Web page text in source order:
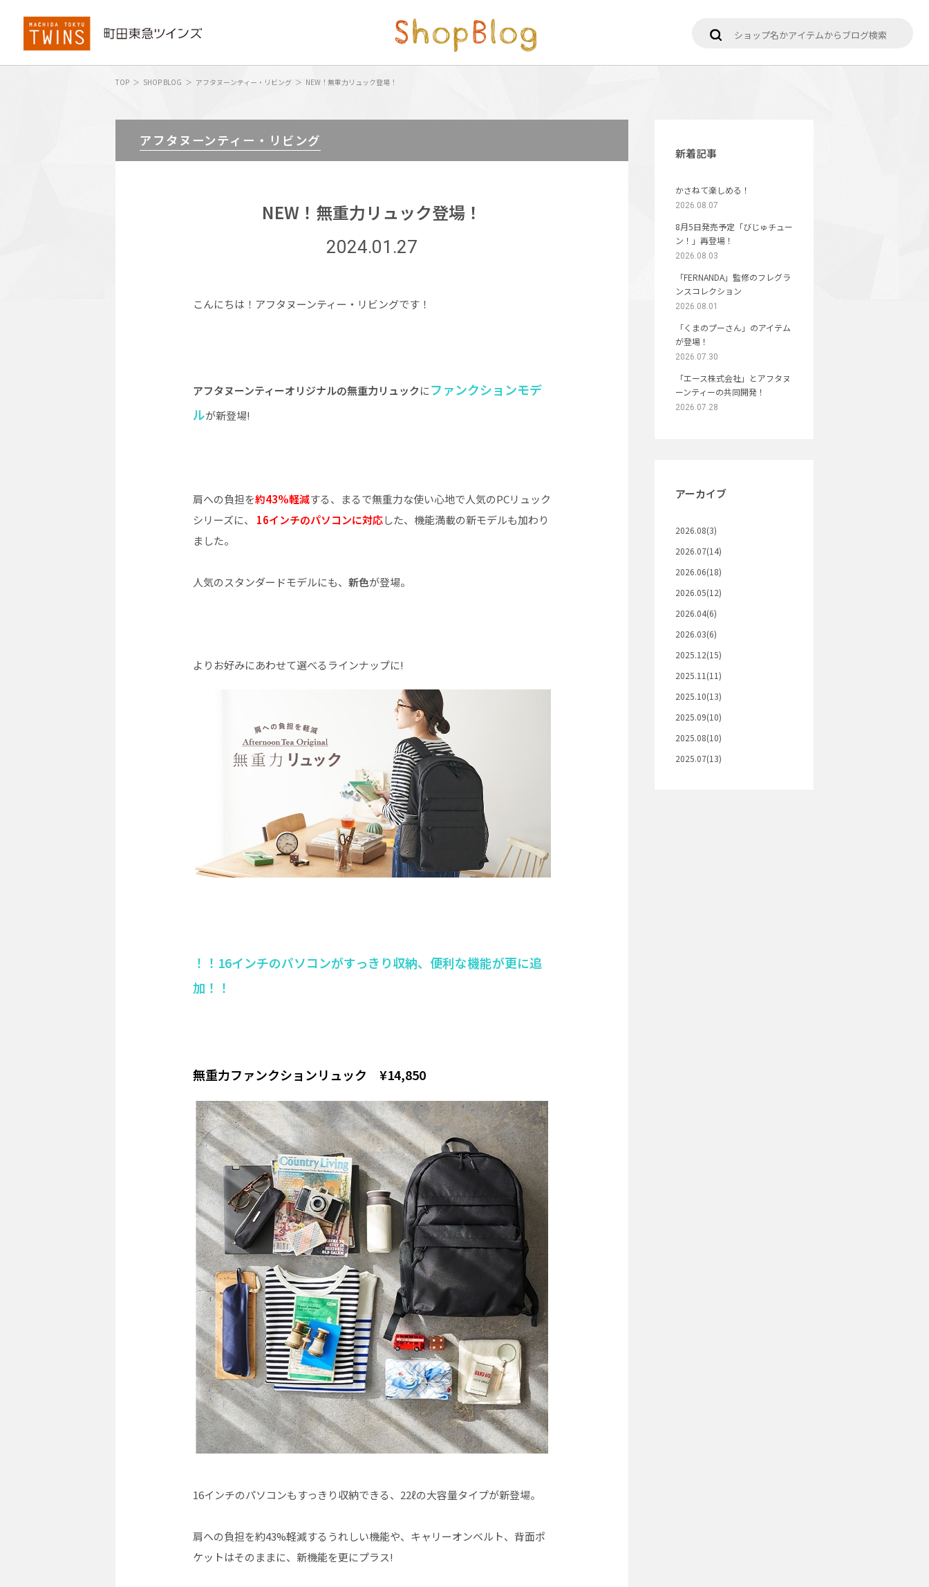
TOP SHOP BLOG アフタヌーンティー・リビング NEW！無重力リュック登場！
アフタヌーンティー・リビング
NEW！無重力リュック登場！
2024.01.27
こんにちは！アフタヌーンティー・リビングです！
アフタヌーンティーオリジナルの無重力リュックにファンクションモデ
ルが新登場!
肩への負担を約43%軽減する、まるで無重力な使い心地で人気のPCリュック
シリーズに、 16インチのパソコンに対応した、機能満載の新モデルも加わり
ました。
人気のスタンダードモデルにも、 新色が登場。
よりお好みにあわせて選べるラインナップに!
！！16インチのパソコンがすっきり収納、便利な機能が更に追
加！！
無重力ファンクションリュック ¥14,850
16インチのパソコンもすっきり収納できる、22ℓの大容量タイプが新登場。
肩への負担を約43%軽減するうれしい機能や、キャリーオンベルト、背面ポ
ケットはそのままに、新機能を更にプラス!
新着記事
かさねて楽しめる！
2026.08.07
8月5日発売予定「びじゅチュー
ン！」再登場！
2026.08.03
「FERNANDA」監修のフレグラ
ンスコレクション
2026.08.01
「くまのプーさん」のアイテム
が登場！
2026.07.30
「エース株式会社」とアフタヌ
ーンティーの共同開発！
2026.07.28
アーカイブ
2026.08(3)
2026.07(14)
2026.06(18)
2026.05(12)
2026.04(6)
2026.03(6)
2025.12(15)
2025.11(11)
2025.10(13)
2025.09(10)
2025.08(10)
2025.07(13)